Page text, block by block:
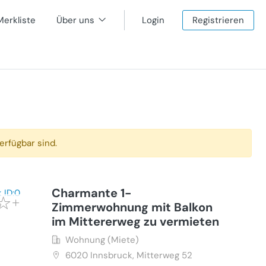
Über uns Login Registrieren
sind.
Charmante 1-
Zimmerwohnung mit Balkon
im Mittererweg zu vermieten
Wohnung (Miete)
6020 Innsbruck, Mitterweg 52